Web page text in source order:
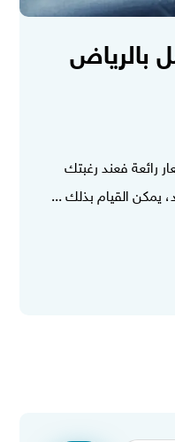
بالرياض
رائعة فعند رغبتك
يمكن القيام بذلك ...